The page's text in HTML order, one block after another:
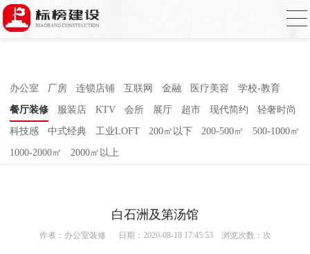
香蕉视频在线免费,香蕉视频导航,黄色香蕉
视频下载,91香蕉APP成人污在线观看
办公室 厂房 连锁店铺 互联网 金融 医疗美容 学校-教育
餐厅装修 服装店 KTV 会所 展厅 超市 现代简约 轻奢时尚
科技感 中式经典 工业LOFT 200㎡以下 200-500㎡ 500-1000㎡
1000-2000㎡ 2000㎡以上
白石洲及第汤馆
作者： 办公室装修 日期：2020-08-18 17:45:53 浏览次数： 次